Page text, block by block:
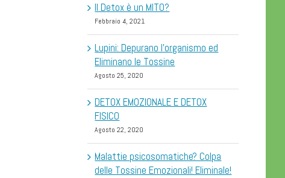
Il Detox è un MITO?
Febbraio 4, 2021
Lupini: Depurano l’organismo ed
Eliminano le Tossine
Agosto 25, 2020
DETOX EMOZIONALE E DETOX
FISICO
Agosto 22, 2020
Malattie psicosomatiche? Colpa
delle Tossine Emozionali! Eliminale!